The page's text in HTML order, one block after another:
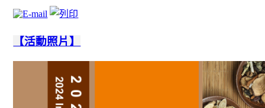
【活動照片】